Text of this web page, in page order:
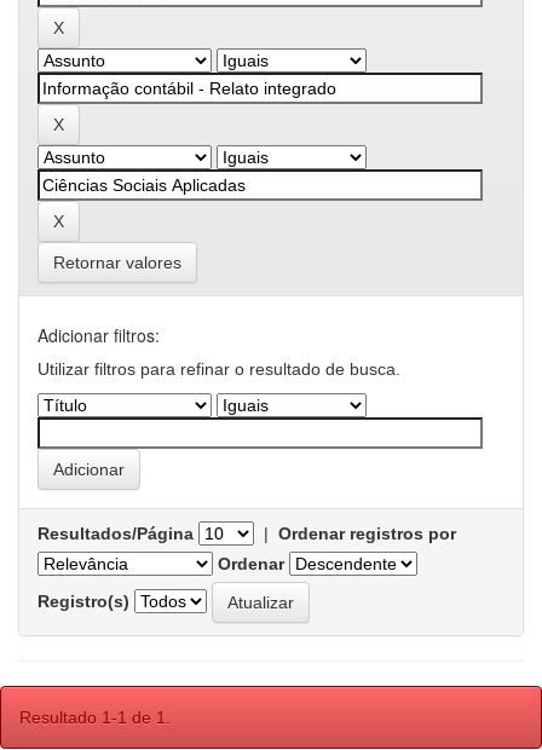
Retornar valores
Adicionar filtros:
Utilizar filtros para refinar o resultado de busca.
Resultados/Página | Ordenar registros por
Ordenar
Registro(s)
Resultado 1-1 de 1.